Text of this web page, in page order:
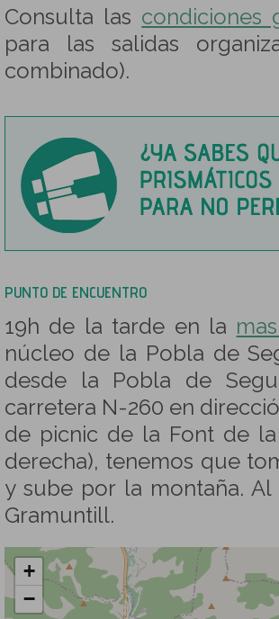
Consulta las condiciones
para las salidas
combinado).
PUNTO DE ENCUENTRO
19h de la tarde en la
núcleo de la Pobla de
desde la Pobla de
carretera N-260 en
de picnic de la Font de
derecha), tenemos que
y sube por la montaña.
Gramuntill.
+
−